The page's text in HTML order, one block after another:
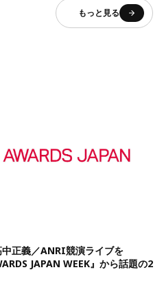
もっと見る
正義／ANRI競演ライブを
JAPAN WEEK』から話題の2